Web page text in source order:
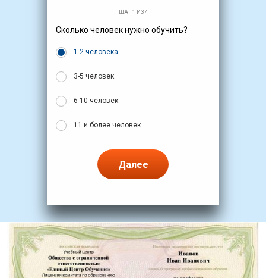
ШАГ 1 ИЗ 4
Сколько человек нужно обучить?
1-2 человека
3-5 человек
6-10 человек
11 и более человек
Далее